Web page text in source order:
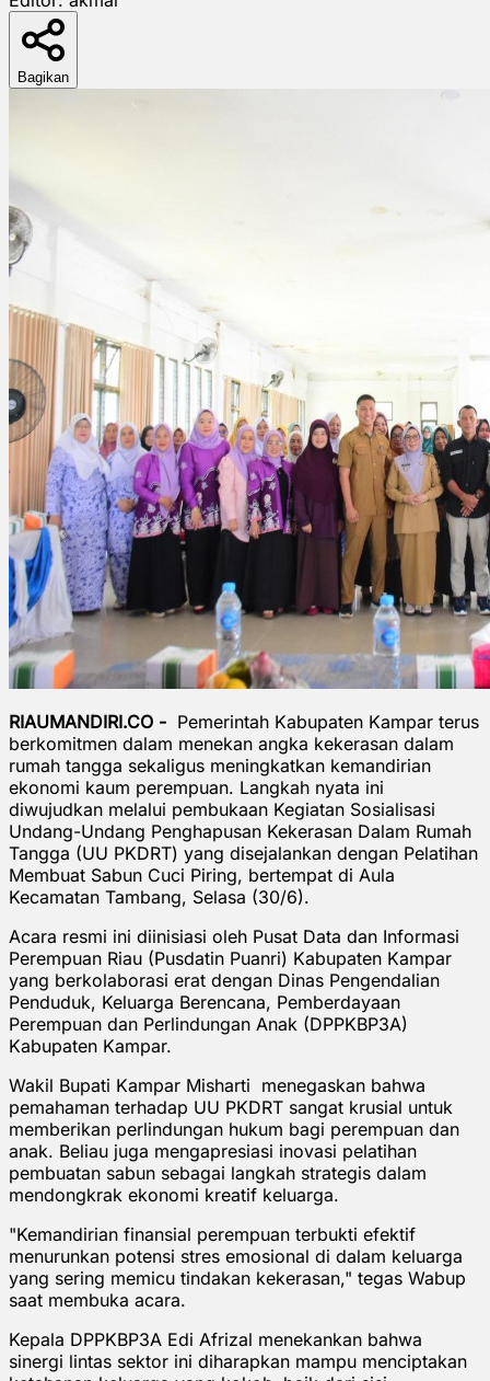
Bagikan
RIAUMANDIRI.CO - Pemerintah Kabupaten Kampar terus
berkomitmen dalam menekan angka kekerasan dalam
rumah tangga sekaligus meningkatkan kemandirian
ekonomi kaum perempuan. Langkah nyata ini
diwujudkan melalui pembukaan Kegiatan Sosialisasi
Undang-Undang Penghapusan Kekerasan Dalam Rumah
Tangga (UU PKDRT) yang disejalankan dengan Pelatihan
Membuat Sabun Cuci Piring, bertempat di Aula
Kecamatan Tambang, Selasa (30/6).
Acara resmi ini diinisiasi oleh Pusat Data dan Informasi
Perempuan Riau (Pusdatin Puanri) Kabupaten Kampar
yang berkolaborasi erat dengan Dinas Pengendalian
Penduduk, Keluarga Berencana, Pemberdayaan
Perempuan dan Perlindungan Anak (DPPKBP3A)
Kabupaten Kampar.
Wakil Bupati Kampar Misharti menegaskan bahwa
pemahaman terhadap UU PKDRT sangat krusial untuk
memberikan perlindungan hukum bagi perempuan dan
anak. Beliau juga mengapresiasi inovasi pelatihan
pembuatan sabun sebagai langkah strategis dalam
mendongkrak ekonomi kreatif keluarga.
"Kemandirian finansial perempuan terbukti efektif
menurunkan potensi stres emosional di dalam keluarga
yang sering memicu tindakan kekerasan," tegas Wabup
saat membuka acara.
Kepala DPPKBP3A Edi Afrizal menekankan bahwa
sinergi lintas sektor ini diharapkan mampu menciptakan